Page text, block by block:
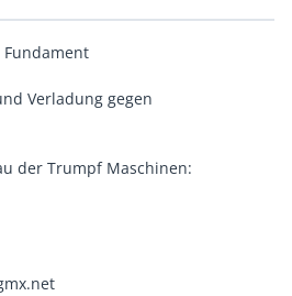
Verladung gegen
der Trumpf Maschinen: